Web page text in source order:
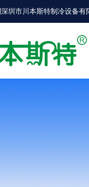
深圳市川本斯特制冷设备有